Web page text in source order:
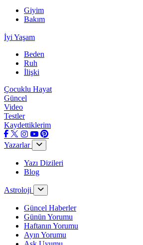
Giyim
Bakım
İyi Yaşam
Beden
Ruh
İlişki
Çocuklu Hayat
Güncel
Video
Testler
Kaydettiklerim
Yazarlar
Yazı Dizileri
Blog
Astroloji
Güncel Haberler
Günün Yorumu
Haftanın Yorumu
Ayın Yorumu